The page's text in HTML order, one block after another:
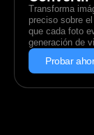
Transforma
preciso sobre
que cada foto
generación de
Probar